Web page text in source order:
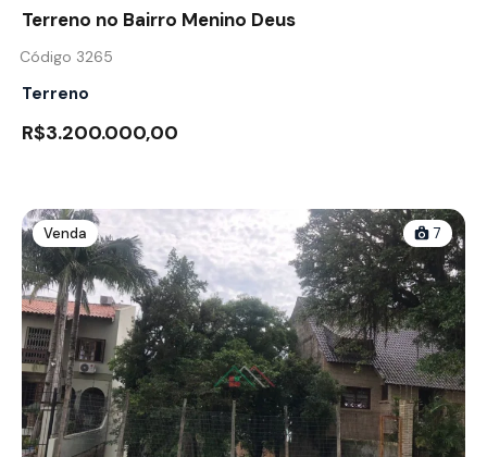
Terreno no Bairro Menino Deus
Código 3265
Terreno
R$3.200.000,00
Venda 7